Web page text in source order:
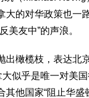
大的对华政策也一
美友中”的声浪。
出橄榄枝，表达北
似乎是唯一对美
他国家“阻止华盛